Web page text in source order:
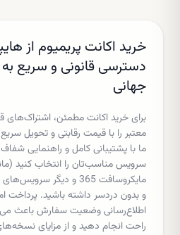
خرید اکانت پریمیوم از
دسترسی قانونی و سریع
جهانی
برای خرید اکانت مطمئن، اشتراک‌های
معتبر را با قیمت رقابتی و تحویل
ما با پشتیبانی کامل و راهنمایی
سرویس مناسب‌تان را انتخاب کنید
مایکروسافت 365 و دیگر
و بدون دردسر داشته باشید. پرداخت
اطلاع‌رسانی وضعیت سفارش باعث
راحت انجام دهید و از مزایای